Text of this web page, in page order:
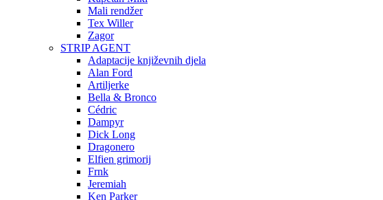
Mali rendžer
Tex Willer
Zagor
STRIP AGENT
Adaptacije književnih djela
Alan Ford
Artiljerke
Bella & Bronco
Cédric
Dampyr
Dick Long
Dragonero
Elfien grimorij
Frnk
Jeremiah
Ken Parker